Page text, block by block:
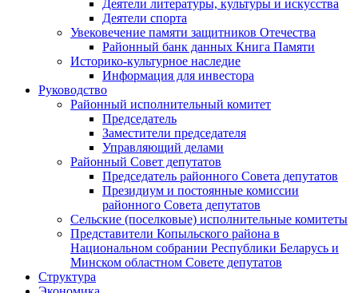
Деятели литературы, культуры и искусства
Деятели спорта
Увековечение памяти защитников Отечества
Районный банк данных Книга Памяти
Историко-культурное наследие
Информация для инвестора
Руководство
Районный исполнительный комитет
Председатель
Заместители председателя
Управляющий делами
Районный Совет депутатов
Председатель районного Совета депутатов
Президиум и постоянные комиссии
районного Совета депутатов
Сельские (поселковые) исполнительные комитеты
Представители Копыльского района в
Национальном собрании Республики Беларусь и
Минском областном Совете депутатов
Структура